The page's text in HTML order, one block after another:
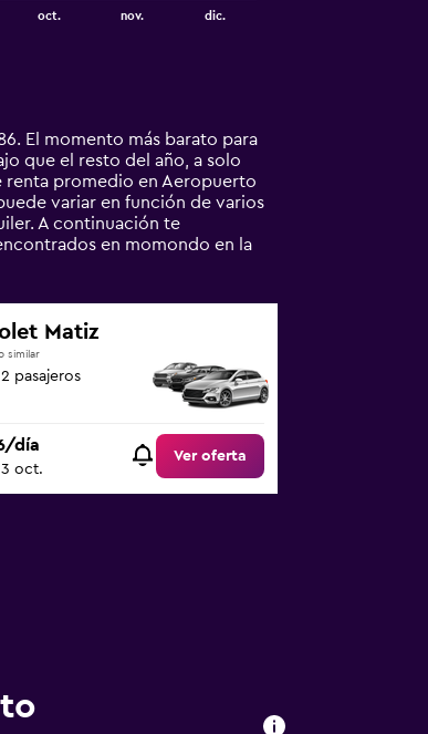
oct. nov. dic.
El momento más barato para
que el resto del año, a solo
renta promedio en Aeropuerto
variar en función de varios
A continuación te
en momondo en la
Matiz
similar
2 pasajeros
día
oct.
Ver oferta